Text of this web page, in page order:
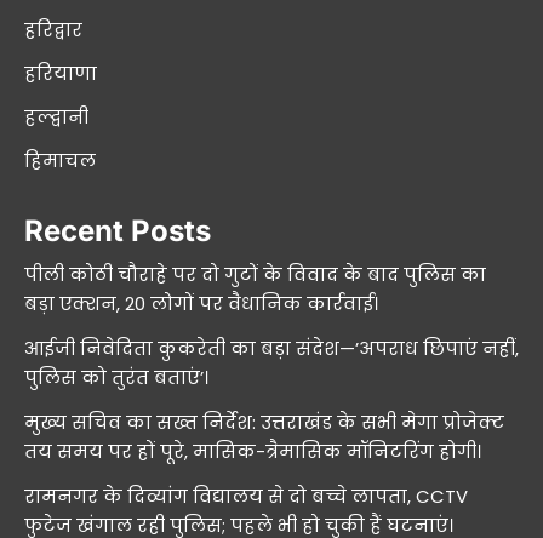
हरिद्वार
हरियाणा
हल्द्वानी
हिमाचल
Recent Posts
पीली कोठी चौराहे पर दो गुटों के विवाद के बाद पुलिस का
बड़ा एक्शन, 20 लोगों पर वैधानिक कार्रवाई।
आईजी निवेदिता कुकरेती का बड़ा संदेश—’अपराध छिपाएं नहीं,
पुलिस को तुरंत बताएं’।
मुख्य सचिव का सख्त निर्देश: उत्तराखंड के सभी मेगा प्रोजेक्ट
तय समय पर हों पूरे, मासिक-त्रैमासिक मॉनिटरिंग होगी।
रामनगर के दिव्यांग विद्यालय से दो बच्चे लापता, CCTV
फुटेज खंगाल रही पुलिस; पहले भी हो चुकी हैं घटनाएं।